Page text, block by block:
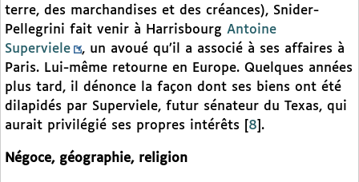
terre, des marchandises et des créances), Snider-
Pellegrini fait venir à Harrisbourg Antoine
Superviele
, un avoué qu’il a associé à ses affaires à
Paris. Lui-même retourne en Europe. Quelques années
plus tard, il dénonce la façon dont ses biens ont été
dilapidés par Superviele, futur sénateur du Texas, qui
aurait privilégié ses propres intérêts
8 .
Négoce, géographie, religion